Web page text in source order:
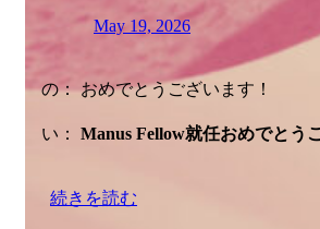
May 19, 2026
の： おめでとうございます！
い： Manus Fellow就任おめでとう
続きを読む